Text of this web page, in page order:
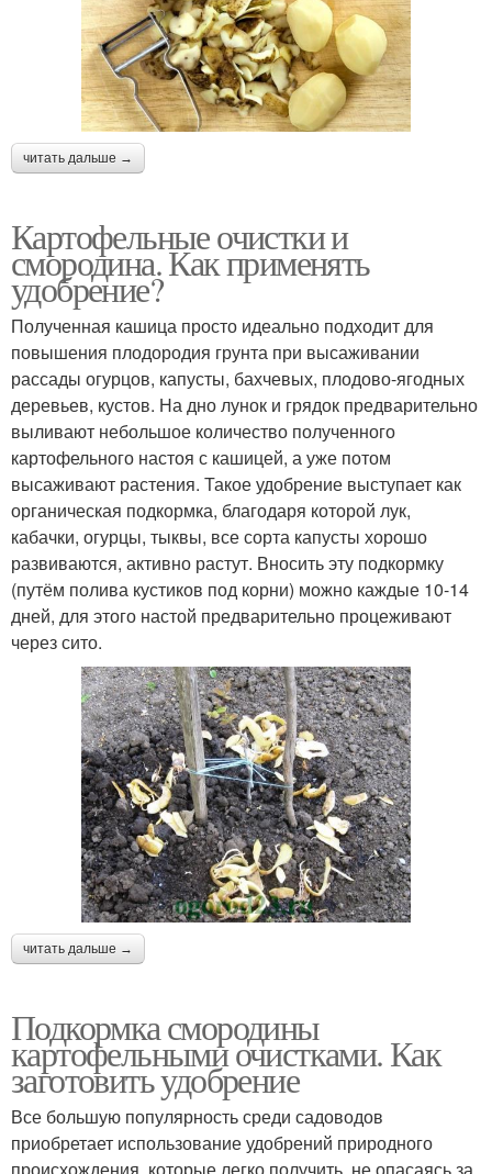
читать дальше →
Картофельные очистки и
смородина. Как применять
удобрение?
Полученная кашица просто идеально подходит для
повышения плодородия грунта при высаживании
рассады огурцов, капусты, бахчевых, плодово-ягодных
деревьев, кустов. На дно лунок и грядок предварительно
выливают небольшое количество полученного
картофельного настоя с кашицей, а уже потом
высаживают растения. Такое удобрение выступает как
органическая подкормка, благодаря которой лук,
кабачки, огурцы, тыквы, все сорта капусты хорошо
развиваются, активно растут. Вносить эту подкормку
(путём полива кустиков под корни) можно каждые 10-14
дней, для этого настой предварительно процеживают
через сито.
читать дальше →
Подкормка смородины
картофельными очистками. Как
заготовить удобрение
Все большую популярность среди садоводов
приобретает использование удобрений природного